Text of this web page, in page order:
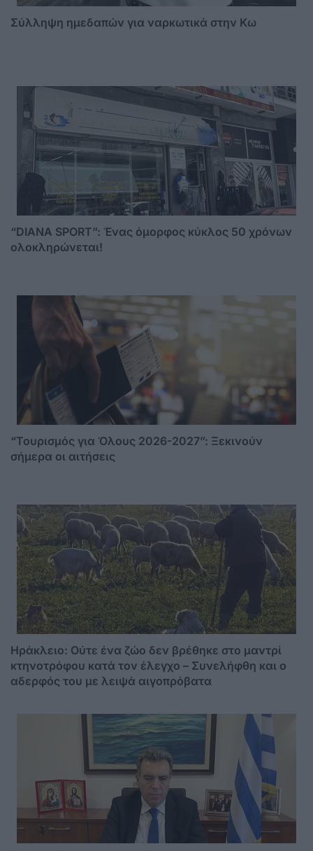
Σύλληψη ημεδαπών για ναρκωτικά στην Κω
“DIANA SPORT”: Ένας όμορφος κύκλος 50 χρόνων
ολοκληρώνεται!
“Τουρισμός για Όλους 2026-2027”: Ξεκινούν
σήμερα οι αιτήσεις
Ηράκλειο: Ούτε ένα ζώο δεν βρέθηκε στο μαντρί
κτηνοτρόφου κατά τον έλεγχο – Συνελήφθη και ο
αδερφός του με λειψά αιγοπρόβατα